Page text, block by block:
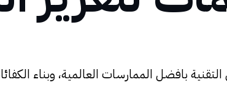
بافضل الممارسات العالمية، وبناء